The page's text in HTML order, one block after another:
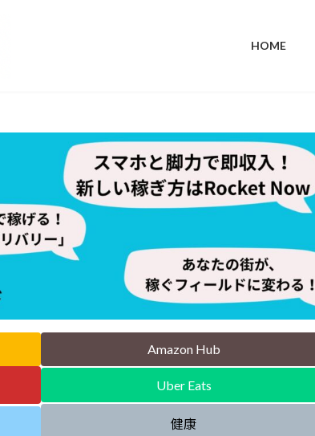
HOME
Amazon Hub
Uber Eats
健康